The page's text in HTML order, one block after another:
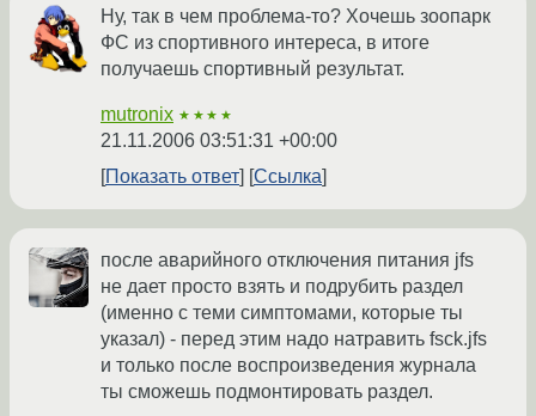
Ну, так в чем проблема-то? Хочешь зоопарк
ФС из спортивного интереса, в итоге
получаешь спортивный результат.
mutronix ★★★★
21.11.2006 03:51:31 +00:00
Показать ответ
Ссылка
после аварийного отключения питания jfs
не дает просто взять и подрубить раздел
(именно с теми симптомами, которые ты
указал) - перед этим надо натравить fsck.jfs
и только после воспроизведения журнала
ты сможешь подмонтировать раздел.